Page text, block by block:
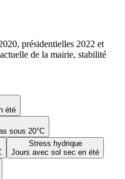
été
sous 20°C
Stress hydrique
Jours avec sol sec en été
présidentielles 2022 et
de la mairie, stabilité